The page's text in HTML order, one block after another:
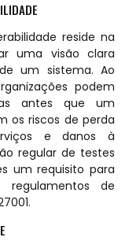
reside na
uma visão clara
um sistema. Ao
podem
antes que um
os riscos de perda
e danos à
regular de testes
um requisito para
de